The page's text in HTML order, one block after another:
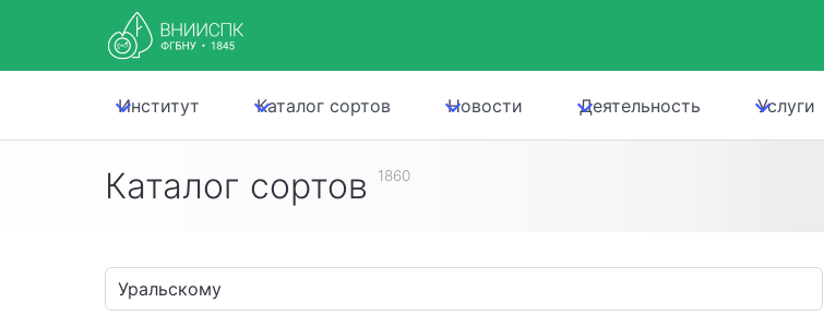
Институт Каталог сортов Новости Деятельность Услуги
Каталог сортов 1860